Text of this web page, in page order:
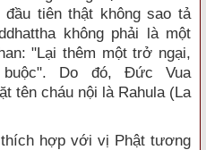
tiên thật không sao tả
không phải là một
"Lại thêm một trở ngại,
Do đó, Đức Vua
tên cháu nội là Rahula (La
hợp với vị Phật tương